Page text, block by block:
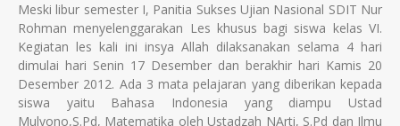
Meski libur semester I, Panitia Sukses Ujian Nasional SDIT Nur
Rohman menyelenggarakan Les khusus bagi siswa kelas VI.
Kegiatan les kali ini insya Allah dilaksanakan selama 4 hari
dimulai hari Senin 17 Desember dan berakhir hari Kamis 20
Desember 2012. Ada 3 mata pelajaran yang diberikan kepada
siswa yaitu Bahasa Indonesia yang diampu Ustad
Mulyono,S.Pd, Matematika oleh Ustadzah NArti, S.Pd dan Ilmu